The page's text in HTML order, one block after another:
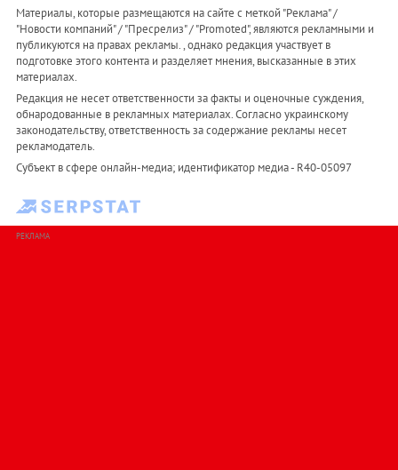
Материалы, которые размещаются на сайте с меткой "Реклама" /
"Новости компаний" / "Пресрелиз" / "Promoted", являются рекламными и
публикуются на правах рекламы. , однако редакция участвует в
подготовке этого контента и разделяет мнения, высказанные в этих
материалах.
Редакция не несет ответственности за факты и оценочные суждения,
обнародованные в рекламных материалах. Согласно украинскому
законодательству, ответственность за содержание рекламы несет
рекламодатель.
Субъект в сфере онлайн-медиа; идентификатор медиа - R40-05097
РЕКЛАМА